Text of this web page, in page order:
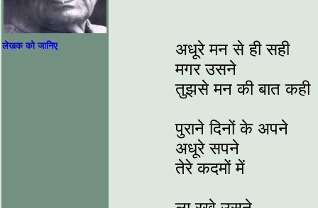
लेखक को जानिए
अधूरे मन से ही सही
मगर उसने
तुझसे मन की बात कही
पुराने दिनों के अपने
अधूरे सपने
तेरे कदमों में